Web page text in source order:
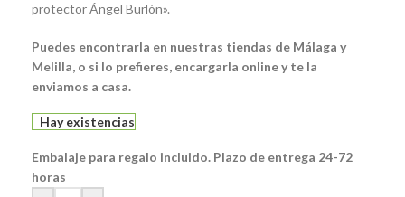
protector Ángel Burlón».
Puedes encontrarla en nuestras tiendas de Málaga y
Melilla, o si lo prefieres, encargarla online y te la
enviamos a casa.
Hay existencias
Embalaje para regalo incluido. Plazo de entrega 24-72
horas